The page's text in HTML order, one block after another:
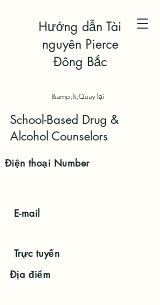
Hướng dẫn Tài
nguyên Pierce
Đông Bắc
&amp;lt;Quay lại
School-Based Drug &
Alcohol Counselors
Điện thoại Number
E-mail
Trực tuyến
Địa điểm